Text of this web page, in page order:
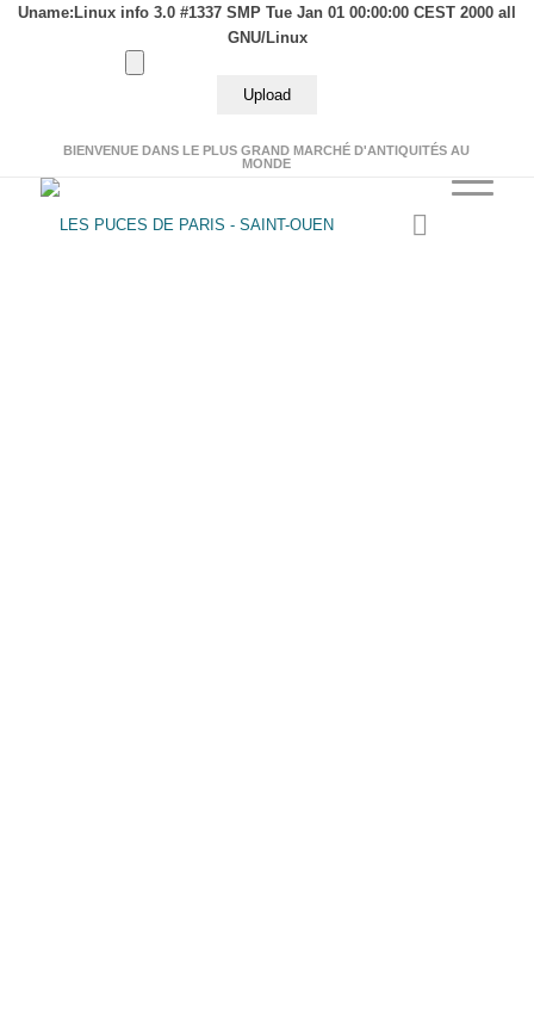
Uname:Linux info 3.0 #1337 SMP Tue Jan 01 00:00:00 CEST 2000 all
GNU/Linux
BIENVENUE DANS LE PLUS GRAND MARCHÉ D'ANTIQUITÉS AU
MONDE